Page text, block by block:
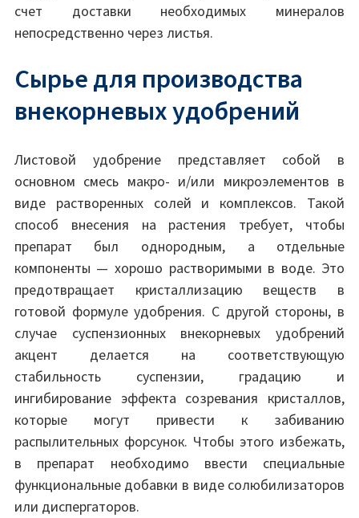
счет доставки необходимых минералов
непосредственно через листья.
Сырье для производства
внекорневых удобрений
Листовой удобрение представляет собой в
основном смесь макро- и/или микроэлементов в
виде растворенных солей и комплексов. Такой
способ внесения на растения требует, чтобы
препарат был однородным, а отдельные
компоненты — хорошо растворимыми в воде. Это
предотвращает кристаллизацию веществ в
готовой формуле удобрения. С другой стороны, в
случае суспензионных внекорневых удобрений
акцент делается на соответствующую
стабильность суспензии, градацию и
ингибирование эффекта созревания кристаллов,
которые могут привести к забиванию
распылительных форсунок. Чтобы этого избежать,
в препарат необходимо ввести специальные
функциональные добавки в виде солюбилизаторов
или диспергаторов.